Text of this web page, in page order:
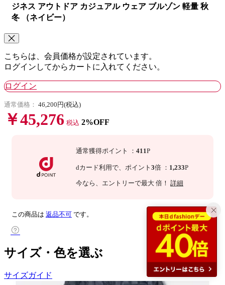
ジネス アウトドア カジュアル ウェア ブルゾン 軽量 秋
冬 （ネイビー）
こちらは、会員価格が設定されています。
ログインしてからカートに入れてください。
ログイン
通常価格： 46,200円(税込)
￥45,276 税込 2%OFF
通常獲得ポイント ： 411P
dカード利用で、 ポイント 3倍 ： 1,233P
今なら 、エントリーで最大 倍！ 詳細
この商品は 返品不可 です。
サイズ・色を選ぶ
サイズガイド